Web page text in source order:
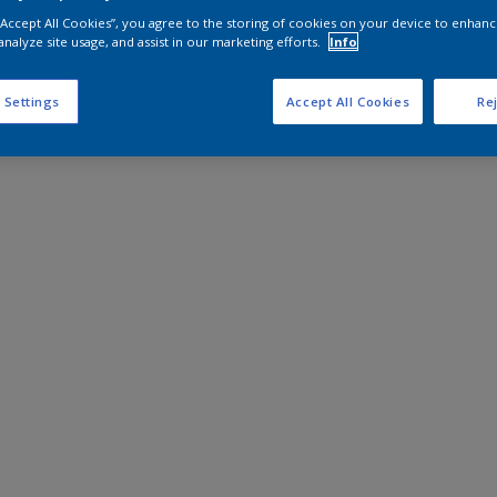
All Cookies”, you agree to the storing of cookies on your device to
site usage, and assist in our marketing efforts.
Info
Settings Accept All Cookies